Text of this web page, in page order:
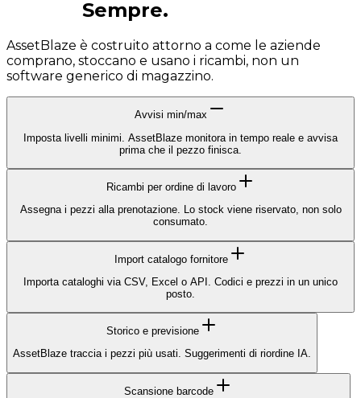
Sempre.
AssetBlaze è costruito attorno a come le aziende
comprano, stoccano e usano i ricambi, non un
software generico di magazzino.
Avvisi min/max
Imposta livelli minimi. AssetBlaze monitora in tempo reale e avvisa
prima che il pezzo finisca.
Ricambi per ordine di lavoro
Assegna i pezzi alla prenotazione. Lo stock viene riservato, non solo
consumato.
Import catalogo fornitore
Importa cataloghi via CSV, Excel o API. Codici e prezzi in un unico
posto.
Storico e previsione
AssetBlaze traccia i pezzi più usati. Suggerimenti di riordine IA.
Scansione barcode